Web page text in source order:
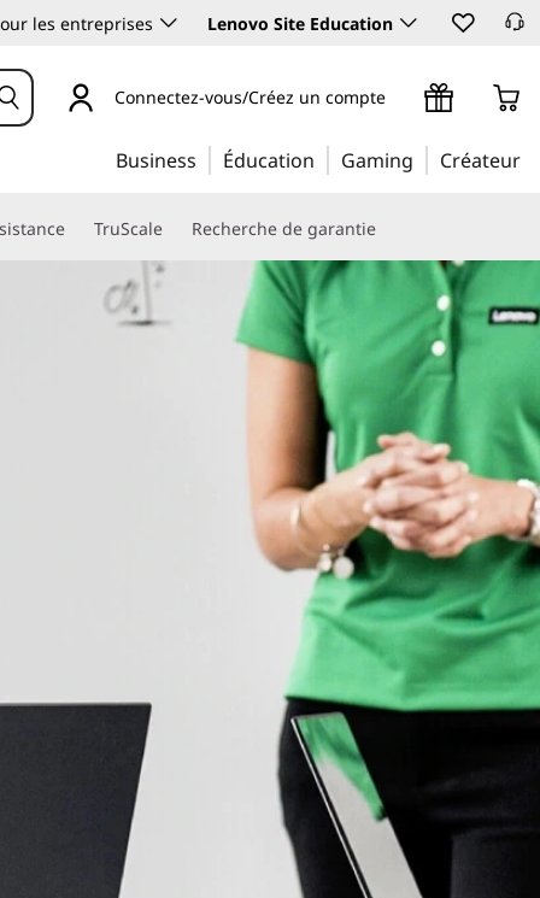
les entreprises Lenovo Site Education
Connectez-vous/Créez un compte
Business Éducation Gaming Créateur
TruScale Recherche de garantie